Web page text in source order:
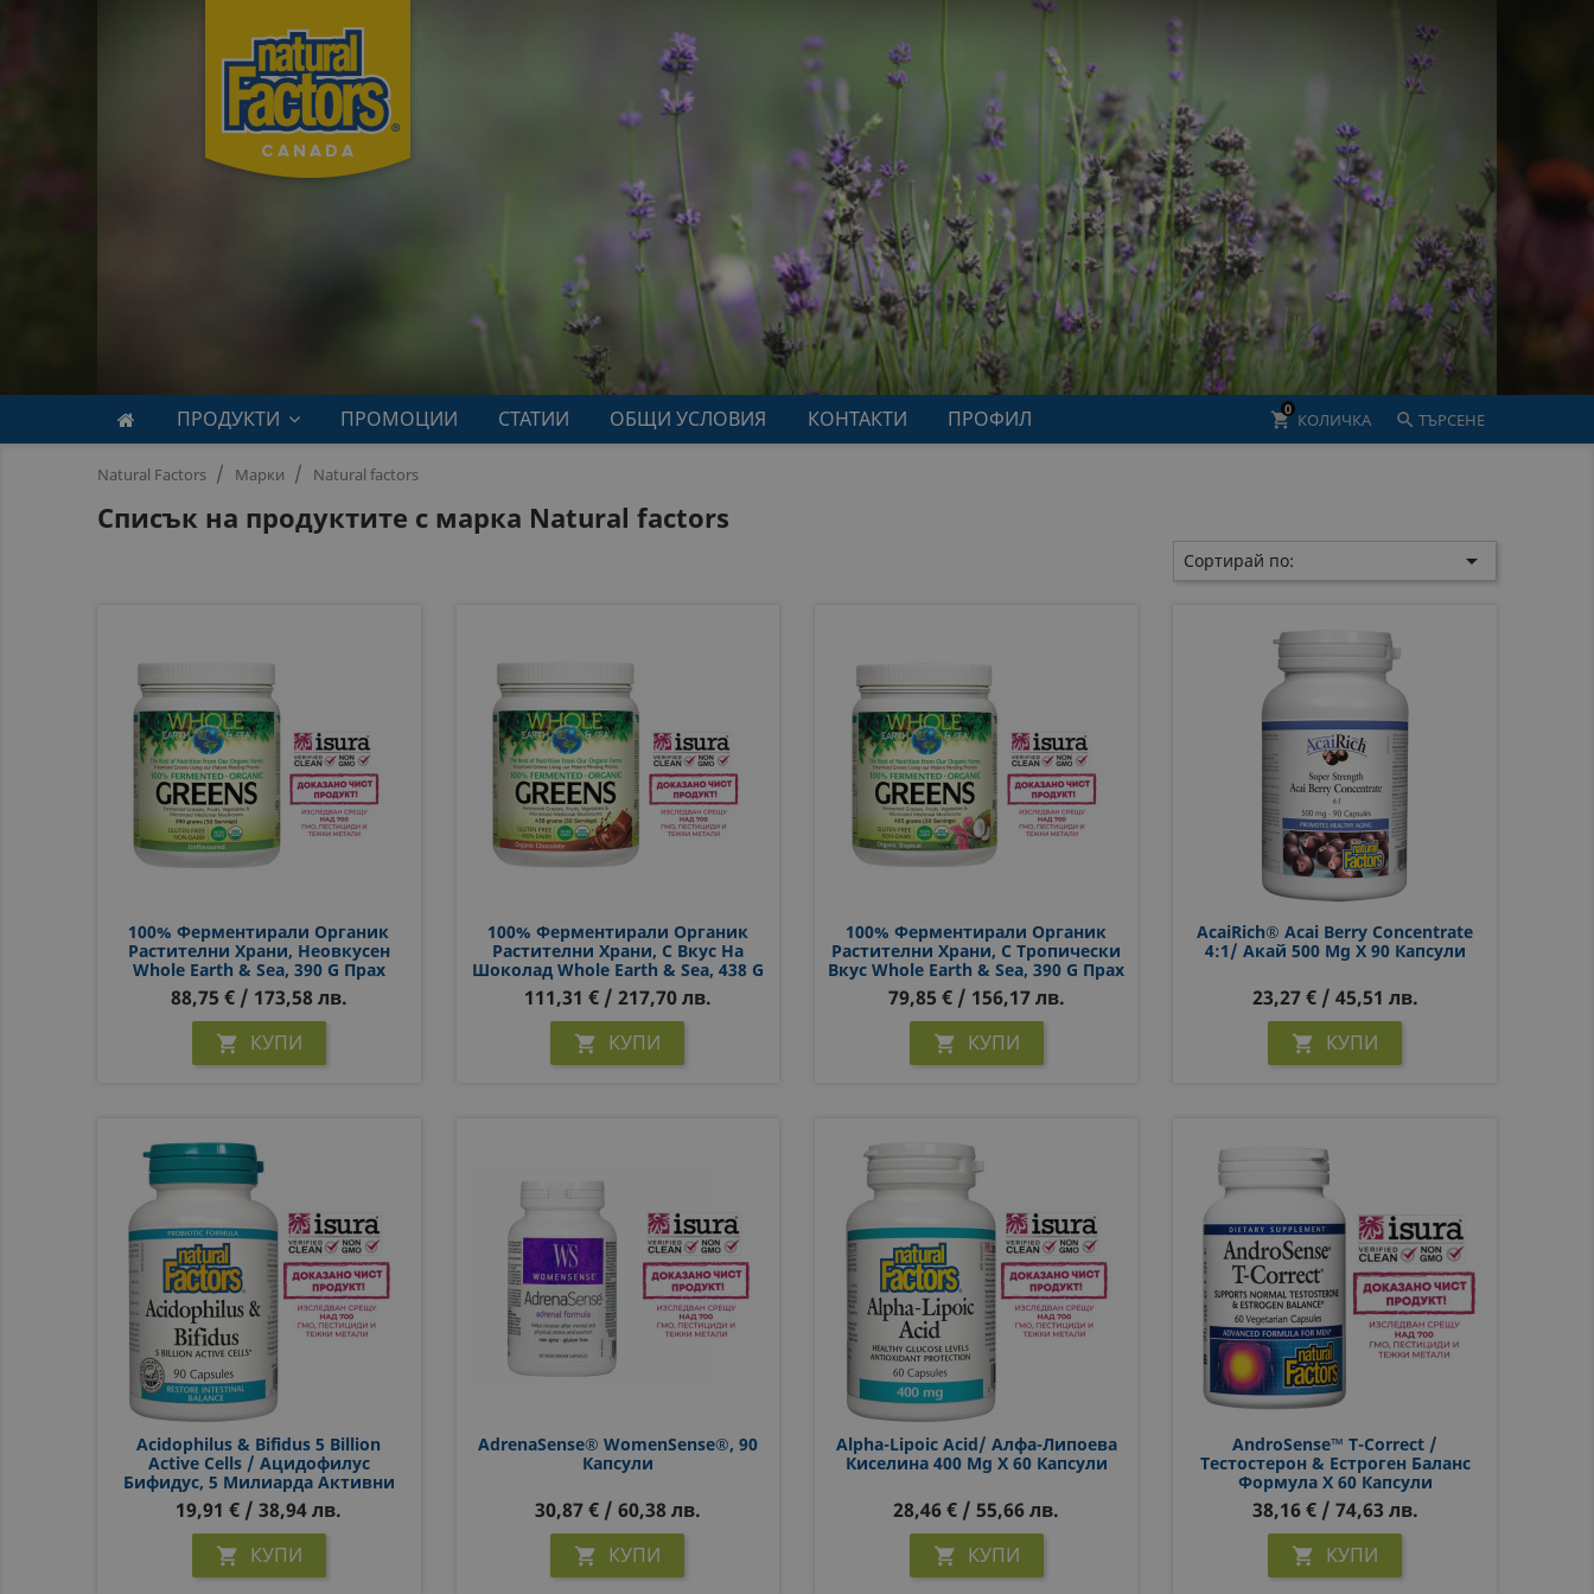
ПРОДУКТИ ПРОМОЦИИ СТАТИИ ОБЩИ УСЛОВИЯ КОНТАКТИ ПРОФИЛ  ТЪРСЕНЕ
shopping_cart КОЛИЧКА
0
Natural Factors Марки Natural factors
Списък на продуктите с марка Natural factors
Сортирай по: 
100% Ферментирали Органик
Растителни Храни, Неовкусен
Whole Earth & Sea, 390 G Прах
88,75 € / 173,58 лв.
 КУПИ
100% Ферментирали Органик
Растителни Храни, С Вкус На
Шоколад Whole Earth & Sea, 438 G
Прах
111,31 € / 217,70 лв.
 КУПИ
100% Ферментирали Органик
Растителни Храни, С Тропически
Вкус Whole Earth & Sea, 390 G Прах
79,85 € / 156,17 лв.
 КУПИ
AcaiRich® Acai Berry Concentrate
4:1/ Акай 500 Mg X 90 Капсули
23,27 € / 45,51 лв.
 КУПИ
Acidophilus & Bifidus 5 Billion
Active Cells / Ацидофилус
Бифидус, 5 Милиарда Активни
Пробиотици, 90 Капсули
19,91 € / 38,94 лв.
 КУПИ
AdrenaSense® WomenSense®, 90
Капсули
30,87 € / 60,38 лв.
 КУПИ
Alpha-Lipoic Acid/ Алфа-Липоева
Киселина 400 Mg X 60 Капсули
28,46 € / 55,66 лв.
 КУПИ
AndroSense™ T-Correct /
Тестостерон & Естроген Баланс
Формула X 60 Капсули
38,16 € / 74,63 лв.
 КУПИ